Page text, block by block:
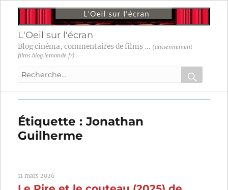
L'Oeil sur l'écran
Blog cinéma, commentaires de films ... (anciennement
films.blog.lemonde.fr)
Recherche
:
OK
Étiquette :Jonathan
Guilherme
11 mars 2026